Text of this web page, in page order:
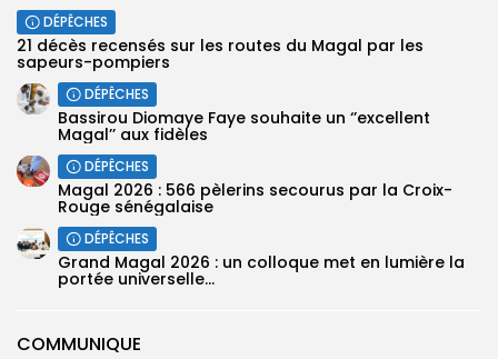
COMMUNIQUE
DÉPÊCHES
21 décès recensés sur les routes du Magal par les
sapeurs-pompiers
DÉPÊCHES
Bassirou Diomaye Faye souhaite un ‘’excellent
Magal’’ aux fidèles
DÉPÊCHES
Magal 2026 : 566 pèlerins secourus par la Croix-
Rouge sénégalaise
DÉPÊCHES
Grand Magal 2026 : un colloque met en lumière la
portée universelle...